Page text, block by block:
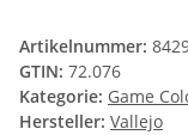
Artikelnummer:
GTIN: 72.076
Kategorie: Game
Hersteller: Vallejo